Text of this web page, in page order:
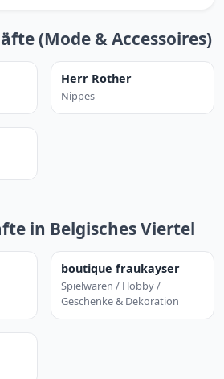
(Mode & Accessoires)
Herr Rother
Nippes
in Belgisches Viertel
boutique fraukayser
Spielwaren / Hobby /
Geschenke & Dekoration